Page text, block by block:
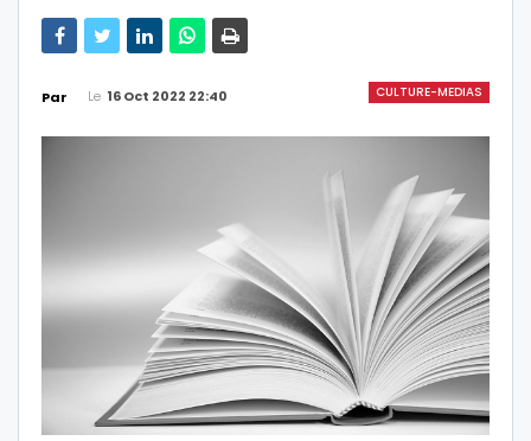
CULTURE-MEDIAS
Par Le 16 Oct 2022 22:40